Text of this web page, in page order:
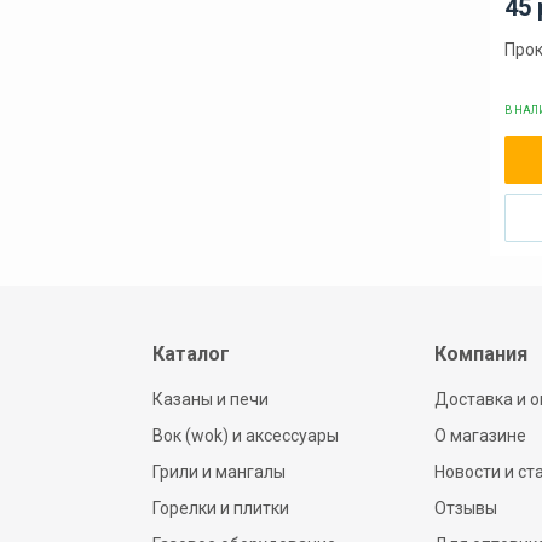
45
В
Каталог
Казаны и печи
Вок (wok) и аксессуары
Грили и мангалы
Горелки и плитки
Компания
Доставка и
О магазине
Новости и
Отзывы